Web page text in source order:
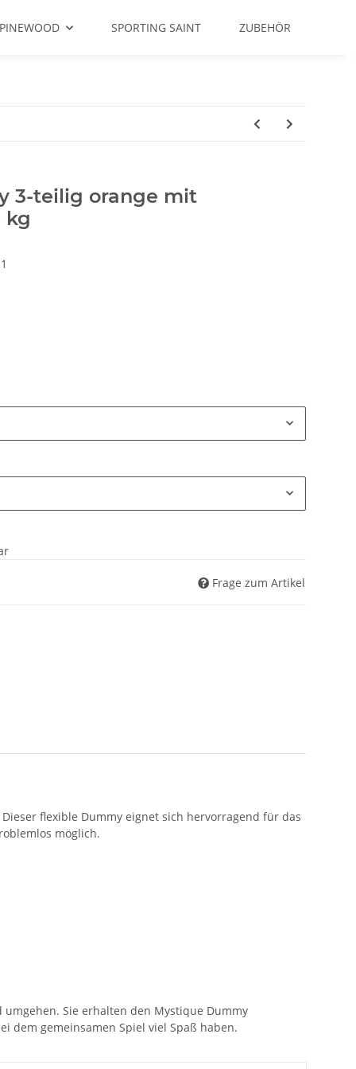
PINEWOOD SPORTING SAINT ZUBEHÖR
3-teilig orange mit
kg
Frage zum Artikel
flexible Dummy eignet sich hervorragend für das
möglich.
Sie erhalten den Mystique Dummy
dem gemeinsamen Spiel viel Spaß haben.